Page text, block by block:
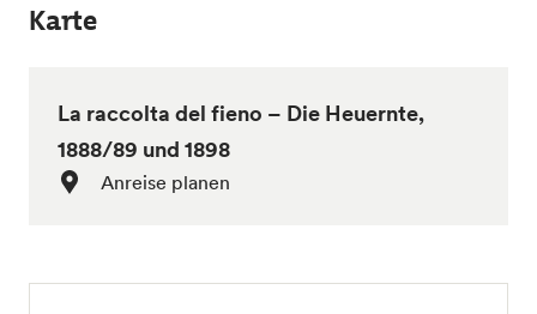
Karte
La raccolta del fieno – Die Heuernte,
1888/89 und 1898
Anreise planen